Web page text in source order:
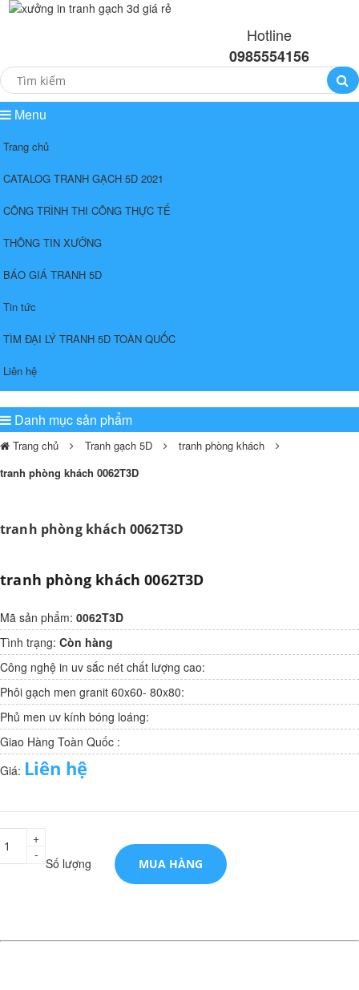
Hotline
0985554156
Menu
Trang chủ
CATALOG TRANH GẠCH 5D 2021
CÔNG TRÌNH THI CÔNG THỰC TẾ
THÔNG TIN XƯỞNG
BÁO GIÁ TRANH 5D
Tin tức
TÌM ĐẠI LÝ TRANH 5D TOÀN QUỐC
Liên hệ
Danh mục sản phẩm
Trang chủ Tranh gạch 5D
tranh phòng khách
tranh phòng khách 0062T3D
tranh phòng khách 0062T3D
tranh phòng khách 0062T3D
Mã sản phẩm: 0062T3D
Tình trạng: Còn hàng
Công nghệ in uv sắc nét chất lượng cao:
Phôi gạch men granit 60x60- 80x80:
Phủ men uv kính bóng loáng:
Giao Hàng Toàn Quốc :
Giá: Liên hệ
Số lượng
-
+
MUA HÀNG